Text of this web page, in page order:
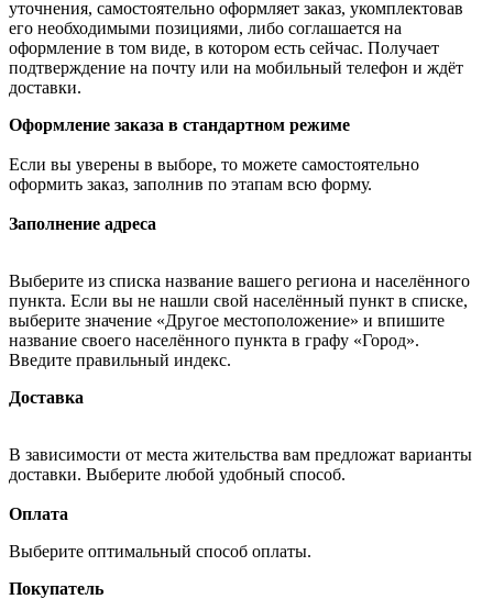
уточнения, самостоятельно оформляет заказ, укомплектовав
его необходимыми позициями, либо соглашается на
оформление в том виде, в котором есть сейчас. Получает
подтверждение на почту или на мобильный телефон и ждёт
доставки.
Оформление заказа в стандартном режиме
Если вы уверены в выборе, то можете самостоятельно
оформить заказ, заполнив по этапам всю форму.
Заполнение адреса
Выберите из списка название вашего региона и населённого
пункта. Если вы не нашли свой населённый пункт в списке,
выберите значение «Другое местоположение» и впишите
название своего населённого пункта в графу «Город».
Введите правильный индекс.
Доставка
В зависимости от места жительства вам предложат варианты
доставки. Выберите любой удобный способ.
Оплата
Выберите оптимальный способ оплаты.
Покупатель